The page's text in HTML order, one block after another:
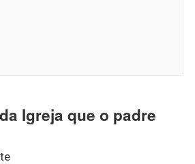
Igreja que o padre